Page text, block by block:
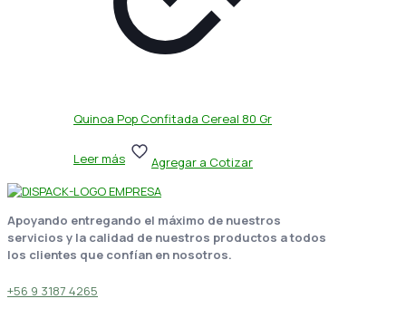
Quinoa Pop Confitada Cereal 80 Gr
Leer más Agregar a Cotizar
Apoyando entregando el máximo de nuestros
servicios y la calidad de nuestros productos a todos
los clientes que confían en nosotros.
+56 9 3187 4265